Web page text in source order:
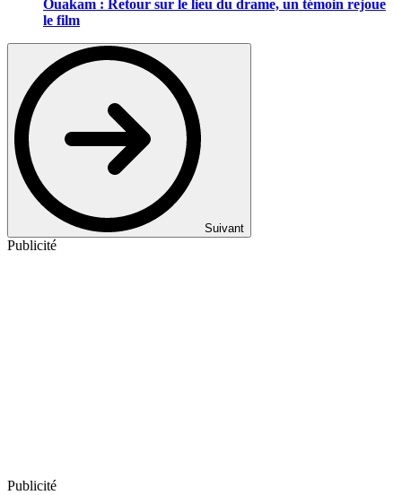
Ouakam : Retour sur le lieu du drame, un témoin rejoue
le film
Suivant
Publicité
Publicité